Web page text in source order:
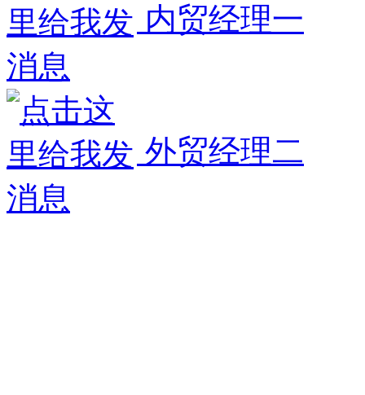
内贸经理一
外贸经理二